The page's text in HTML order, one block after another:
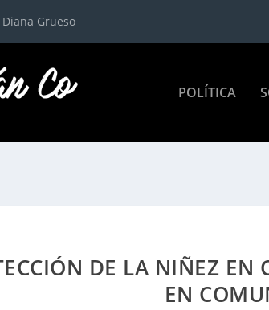
Diana Grueso
POLÍTICA
DE LA NIÑEZ EN
EN